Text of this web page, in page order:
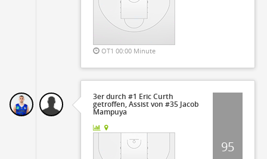
OT1 00:00 Minute
3er durch #1 Eric Curth
getroffen, Assist von #35 Jacob
Mampuya
95